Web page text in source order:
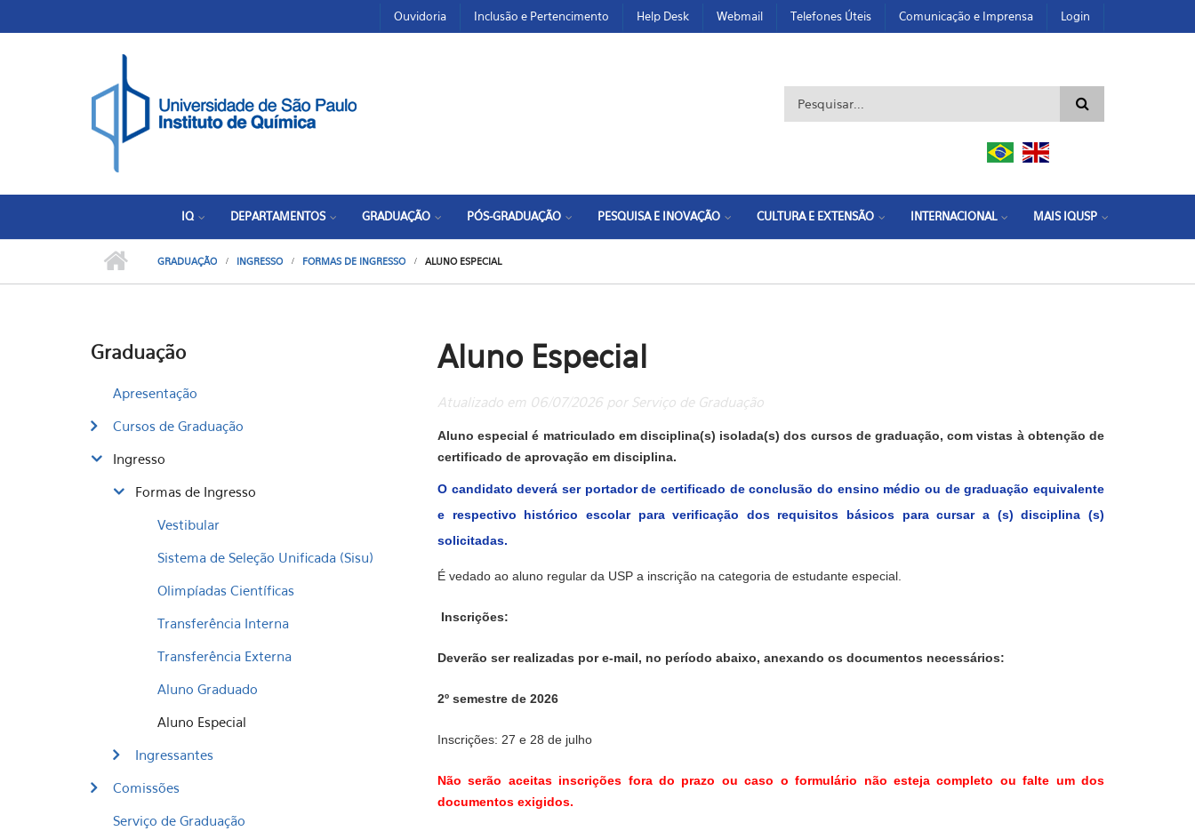
Ouvidoria Inclusão e Pertencimento Help Desk Webmail Telefones Úteis Comunicação e Imprensa Login
Formulário de busca
IQ DEPARTAMENTOS GRADUAÇÃO PÓS-GRADUAÇÃO PESQUISA E INOVAÇÃO CULTURA E EXTENSÃO INTERNACIONAL MAIS IQUSP
GRADUAÇÃO INGRESSO FORMAS DE INGRESSO ALUNO ESPECIAL
Graduação
Apresentação
Cursos de Graduação
Ingresso
Formas de Ingresso
Vestibular
Sistema de Seleção Unificada (Sisu)
Olimpíadas Científicas
Transferência Interna
​Transferência Externa
Aluno Graduado
Aluno Especial
Ingressantes
Comissões
Serviço de Graduação
Aluno Especial
Atualizado em 06/07/2026 por Serviço de Graduação
Aluno especial é matriculado em disciplina(s) isolada(s) dos cursos de graduação, com vistas à obtenção de
certificado de aprovação em disciplina.
O candidato deverá ser portador de certificado de conclusão do ensino médio ou de graduação equivalente
e respectivo histórico escolar para verificação dos requisitos básicos para cursar a (s) disciplina (s)
solicitadas.
É vedado ao aluno regular da USP a inscrição na categoria de estudante especial.
Inscrições:
Deverão ser realizadas por e-mail, no período abaixo, anexando os documentos necessários:
2º semestre de 2026
Inscrições: 27 e 28 de julho
Não serão aceitas inscrições fora do prazo ou caso o formulário não esteja completo ou falte um dos
documentos exigidos.